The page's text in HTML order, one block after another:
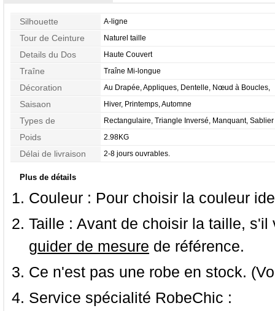
Silhouette A-ligne
Tour de Ceinture Naturel taille
Details du Dos Haute Couvert
Traîne Traîne Mi-longue
Décoration
Au Drapée, Appliques, Dentelle, Nœud à Boucles,
Ceinture en Étoffe
Saisaon Hiver, Printemps, Automne
Types de
Morphologie
Rectangulaire, Triangle Inversé, Manquant, Sablier
Poids 2.98KG
Délai de livraison 2-8 jours ouvrables.
Plus de détails
Couleur : Pour choisir la couleur
Taille : Avant de choisir la taille,
guider de mesure de référence.
Ce n'est pas une robe en stock.
Service spécialité RobeChic :